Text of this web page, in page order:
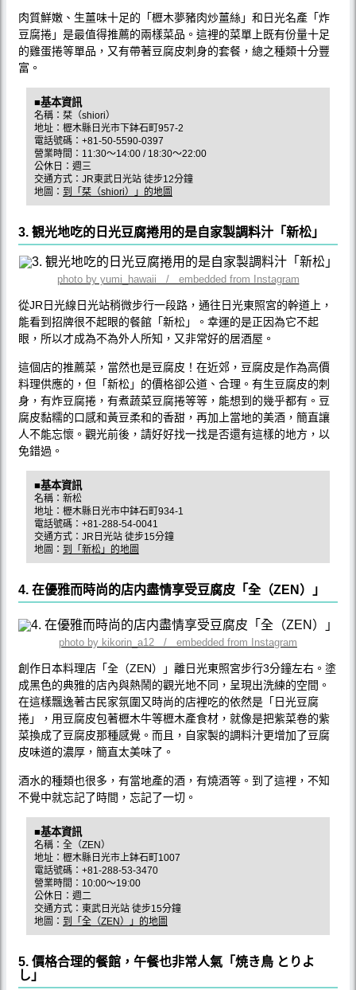
肉質鮮嫩、生薑味十足的「櫪木夢豬肉炒薑絲」和日光名產「炸
豆腐捲」是最值得推薦的兩樣菜品。這裡的菜單上既有份量十足
的雞蛋捲等單品，又有帶著豆腐皮刺身的套餐，總之種類十分豐
富。
■基本資訊
名稱：栞（shiori）
地址：櫪木縣日光市下鉢石町957-2
電話號碼：+81-50-5590-0397
營業時間：11:30～14:00 / 18:30～22:00
公休日：週三
交通方式：JR東武日光站 徒步12分鐘
地圖： 到「栞（shiori）」的地圖
3. 観光地吃的日光豆腐捲用的是自家製調料汁「新松」
photo by yumi_hawaii / embedded from Instagram
從JR日光線日光站稍微步行一段路，通往日光東照宮的幹道上，
能看到招牌很不起眼的餐館「新松」。幸運的是正因為它不起
眼，所以才成為不為外人所知，又非常好的居酒屋。
這個店的推薦菜，當然也是豆腐皮！在近郊，豆腐皮是作為高價
料理供應的，但「新松」的價格卻公道、合理。有生豆腐皮的刺
身，有炸豆腐捲，有煮蔬菜豆腐捲等等，能想到的幾乎都有。豆
腐皮黏糯的口感和黃豆柔和的香甜，再加上當地的美酒，簡直讓
人不能忘懷。觀光前後，請好好找一找是否還有這樣的地方，以
免錯過。
■基本資訊
名稱：新松
地址：櫪木縣日光市中鉢石町934-1
電話號碼：+81-288-54-0041
交通方式：JR日光站 徒步15分鐘
地圖： 到「新松」的地圖
4. 在優雅而時尚的店内盡情享受豆腐皮「全（ZEN）」
photo by kikorin_a12 / embedded from Instagram
創作日本料理店「全（ZEN）」離日光東照宮步行3分鐘左右。塗
成黑色的典雅的店內與熱鬧的觀光地不同，呈現出洗練的空間。
在這樣飄逸著古民家氛圍又時尚的店裡吃的依然是「日光豆腐
捲」，用豆腐皮包著櫪木牛等櫪木產食材，就像是把紫菜卷的紫
菜換成了豆腐皮那種感覺。而且，自家製的調料汁更增加了豆腐
皮味道的濃厚，簡直太美味了。
酒水的種類也很多，有當地產的酒，有燒酒等。到了這裡，不知
不覺中就忘記了時間，忘記了一切。
■基本資訊
名稱：全（ZEN）
地址：櫪木縣日光市上鉢石町1007
電話號碼：+81-288-53-3470
營業時間：10:00～19:00
公休日：週二
交通方式：東武日光站 徒步15分鐘
地圖： 到「全（ZEN）」的地圖
5. 價格合理的餐館，午餐也非常人氣「焼き鳥 とりよ
し」